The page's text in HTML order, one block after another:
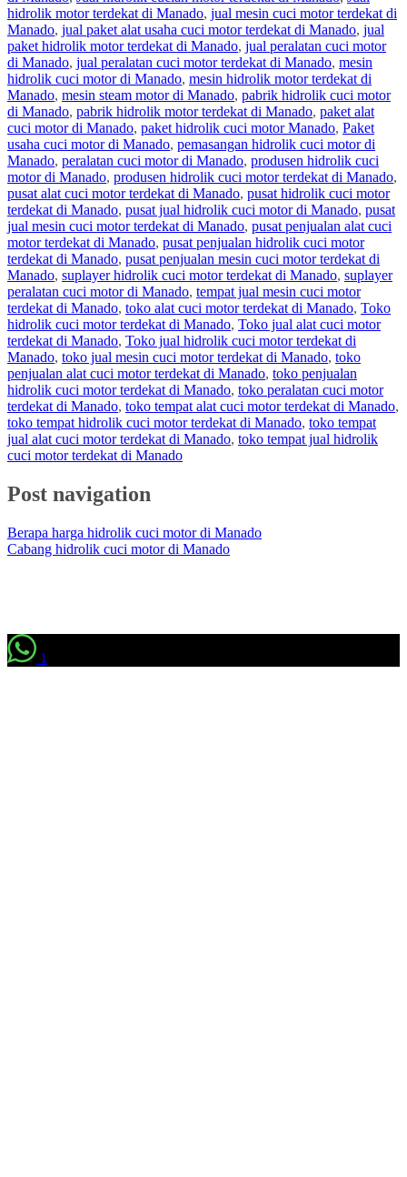
hidrolik motor terdekat di Manado, jual mesin cuci motor terdekat di
Manado, jual paket alat usaha cuci motor terdekat di Manado, jual
paket hidrolik motor terdekat di Manado, jual peralatan cuci motor
di Manado, jual peralatan cuci motor terdekat di Manado, mesin
hidrolik cuci motor di Manado, mesin hidrolik motor terdekat di
Manado, mesin steam motor di Manado, pabrik hidrolik cuci motor
di Manado, pabrik hidrolik motor terdekat di Manado, paket alat
cuci motor di Manado, paket hidrolik cuci motor Manado, Paket
usaha cuci motor di Manado, pemasangan hidrolik cuci motor di
Manado, peralatan cuci motor di Manado, produsen hidrolik cuci
motor di Manado, produsen hidrolik cuci motor terdekat di Manado,
pusat alat cuci motor terdekat di Manado, pusat hidrolik cuci motor
terdekat di Manado, pusat jual hidrolik cuci motor di Manado, pusat
jual mesin cuci motor terdekat di Manado, pusat penjualan alat cuci
motor terdekat di Manado, pusat penjualan hidrolik cuci motor
terdekat di Manado, pusat penjualan mesin cuci motor terdekat di
Manado, suplayer hidrolik cuci motor terdekat di Manado, suplayer
peralatan cuci motor di Manado, tempat jual mesin cuci motor
terdekat di Manado, toko alat cuci motor terdekat di Manado, Toko
hidrolik cuci motor terdekat di Manado, Toko jual alat cuci motor
terdekat di Manado, Toko jual hidrolik cuci motor terdekat di
Manado, toko jual mesin cuci motor terdekat di Manado, toko
penjualan alat cuci motor terdekat di Manado, toko penjualan
hidrolik cuci motor terdekat di Manado, toko peralatan cuci motor
terdekat di Manado, toko tempat alat cuci motor terdekat di Manado,
toko tempat hidrolik cuci motor terdekat di Manado, toko tempat
jual alat cuci motor terdekat di Manado, toko tempat jual hidrolik
cuci motor terdekat di Manado
Post navigation
Berapa harga hidrolik cuci motor di Manado
Cabang hidrolik cuci motor di Manado
1